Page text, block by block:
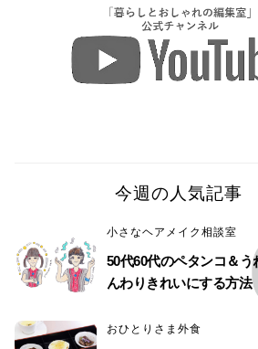
今週の人気記事
小さなヘアメイク相談室
50代60代のペタンコ＆う
んわりきれいにする方法
おひとりさま外食